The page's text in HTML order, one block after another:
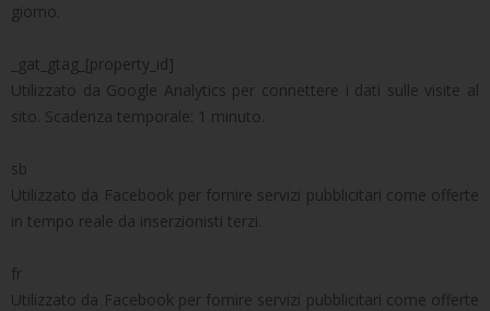
giorno.
_gat_gtag_[property_id]
Utilizzato da Google Analytics per connettere i dati sulle visite al
sito. Scadenza temporale: 1 minuto.
sb
Utilizzato da Facebook per fornire servizi pubblicitari come offerte
in tempo reale da inserzionisti terzi.
fr
Utilizzato da Facebook per fornire servizi pubblicitari come offerte